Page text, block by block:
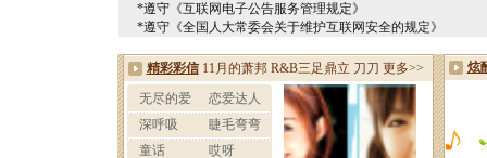
*遵守《互联网电子公告服务管理规定》
*遵守《全国人大常委会关于维护互联网安全的规定》